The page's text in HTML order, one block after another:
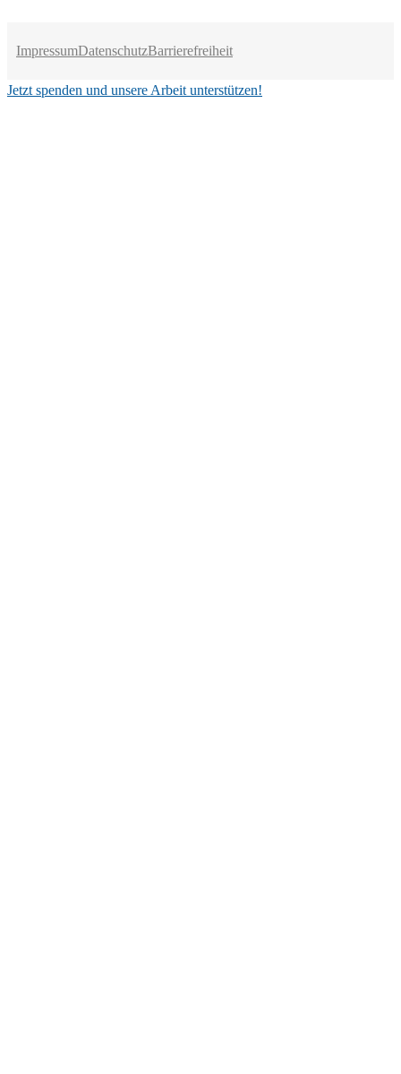
ImpressumDatenschutzBarrierefreiheit
Jetzt spenden und unsere Arbeit unterstützen!